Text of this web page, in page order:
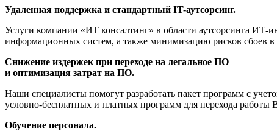
Удаленная поддержка и стандартный IT-аутсорсинг.
Услуги компании «ИТ консалтинг» в области аутсорсинга ИТ-
информационных систем, а также минимизацию рисков сбоев
Снижение издержек при переходе на легальное ПО
и оптимизация затрат на ПО.
Наши специалисты помогут разработать пакет программ с
условно-бесплатных и платных программ для перехода
Обучение персонала.